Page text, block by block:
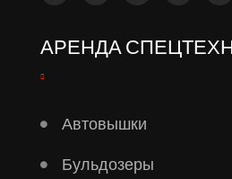
АРЕНДА
Автовышки
Бульдозеры